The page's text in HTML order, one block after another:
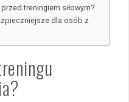
treningiem siłowym?
dla osób z